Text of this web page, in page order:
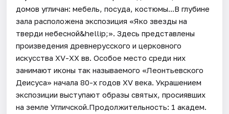
домов угличан: мебель, посуда, костюмы...В глубине
зала расположена экспозиция «Яко звезды на
тверди небесной&hellip;». Здесь представлены
произведения древнерусского и церковного
искусства XV-XX вв. Особое место среди них
занимают иконы так называемого «Леонтьевского
Деисуса» начала 80-х годов XV века. Украшением
экспозиции выступают образы святых, просиявших
на земле Угличской.Продолжительность: 1 академ.